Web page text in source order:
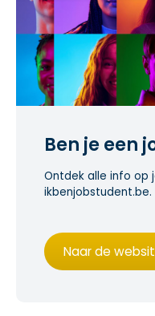
Ben je een
Ontdek alle info op
ikbenjobstudent.be.
Naar de